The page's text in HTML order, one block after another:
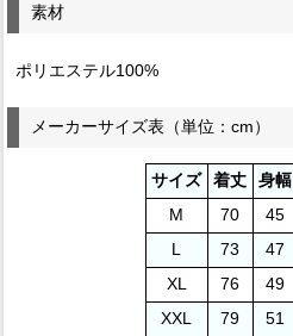
素材
ポリエステル100%
メーカーサイズ表（単位：cm）
サイズ 着丈 身幅
M
70 45
L
73 47
XL
76 49
XXL
79 51